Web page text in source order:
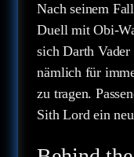
Nach seinem
Duell mit Obi-
sich Darth Vader
nämlich für
zu tragen.
Sith Lord ein